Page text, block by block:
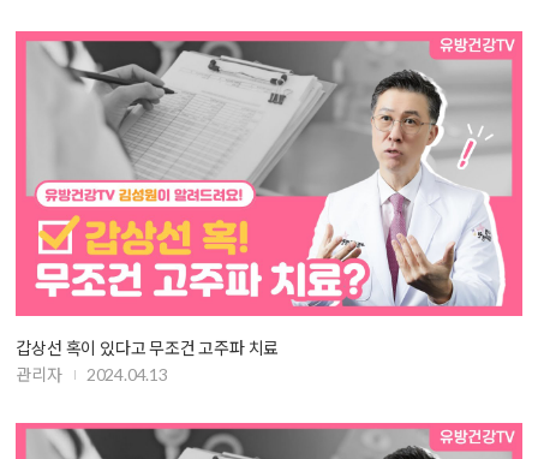
갑상선 혹이 있다고 무조건 고주파 치료
관리자
2024.04.13